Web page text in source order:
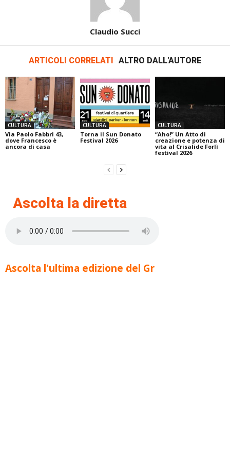
Claudio Succi
ARTICOLI CORRELATI ALTRO DALL'AUTORE
CULTURA
Via Paolo Fabbri 43,
dove Francesco è
ancora di casa
CULTURA
Torna il Sun Donato
Festival 2026
CULTURA
“Aho!” Un Atto di
creazione e potenza di
vita al Crisalide Forlì
festival 2026
Ascolta la diretta
Ascolta l'ultima edizione del Gr